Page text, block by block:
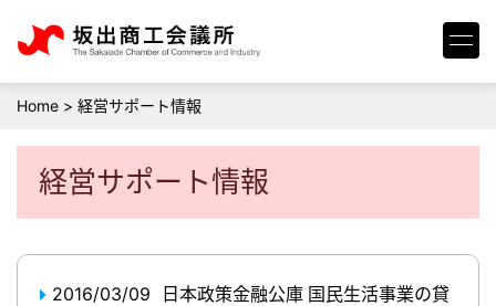
Home > 経営サポート情報
経営サポート情報
2016/03/09
日本政策金融公庫 国民生活事業の貸